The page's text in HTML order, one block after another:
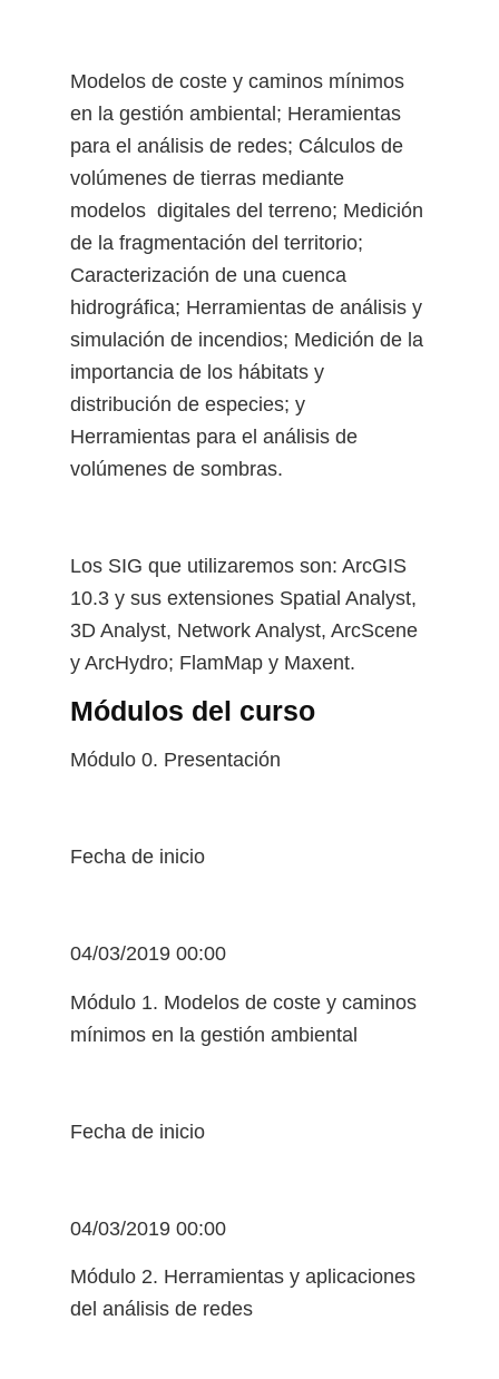
Modelos de coste y caminos mínimos
en la gestión ambiental; Heramientas
para el análisis de redes; Cálculos de
volúmenes de tierras mediante
modelos digitales del terreno; Medición
de la fragmentación del territorio;
Caracterización de una cuenca
hidrográfica; Herramientas de análisis y
simulación de incendios; Medición de la
importancia de los hábitats y
distribución de especies; y
Herramientas para el análisis de
volúmenes de sombras.
Los SIG que utilizaremos son: ArcGIS
10.3 y sus extensiones Spatial Analyst,
3D Analyst, Network Analyst, ArcScene
y ArcHydro; FlamMap y Maxent.
Módulos del curso
Módulo 0. Presentación
Fecha de inicio
04/03/2019 00:00
Módulo 1. Modelos de coste y caminos
mínimos en la gestión ambiental
Fecha de inicio
04/03/2019 00:00
Módulo 2. Herramientas y aplicaciones
del análisis de redes